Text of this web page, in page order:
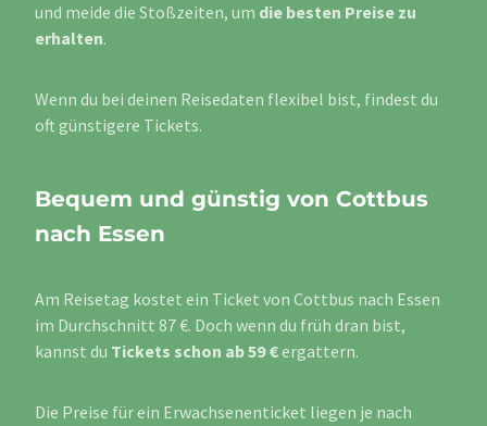
und meide die Stoßzeiten, um die besten Preise zu
erhalten.
Wenn du bei deinen Reisedaten flexibel bist, findest du
oft günstigere Tickets.
Bequem und günstig von Cottbus
nach Essen
Am Reisetag kostet ein Ticket von Cottbus nach Essen
im Durchschnitt 87 €. Doch wenn du früh dran bist,
kannst du Tickets schon ab 59 €ergattern.
Die Preise für ein Erwachsenenticket liegen je nach